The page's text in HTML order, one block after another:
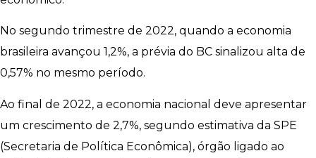
No segundo trimestre de 2022, quando a economia
brasileira avançou 1,2%, a prévia do BC sinalizou alta de
0,57% no mesmo período.
Ao final de 2022, a economia nacional deve apresentar
um crescimento de 2,7%, segundo estimativa da SPE
(Secretaria de Política Econômica), órgão ligado ao